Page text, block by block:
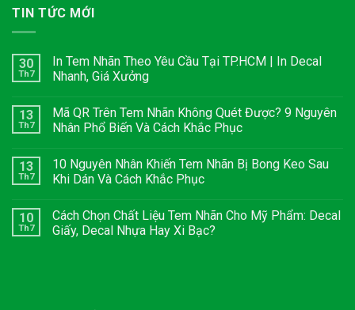
TIN TỨC MỚI
30
Th7
In Tem Nhãn Theo Yêu Cầu Tại TP.HCM | In Decal
Nhanh, Giá Xưởng
13
Th7
Mã QR Trên Tem Nhãn Không Quét Được? 9 Nguyên
Nhân Phổ Biến Và Cách Khắc Phục
13
Th7
10 Nguyên Nhân Khiến Tem Nhãn Bị Bong Keo Sau
Khi Dán Và Cách Khắc Phục
10
Th7
Cách Chọn Chất Liệu Tem Nhãn Cho Mỹ Phẩm: Decal
Giấy, Decal Nhựa Hay Xi Bạc?